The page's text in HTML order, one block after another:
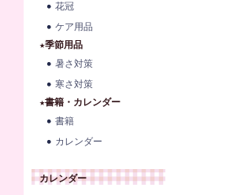
花冠
ケア用品
★季節用品
暑さ対策
寒さ対策
★書籍・カレンダー
書籍
カレンダー
カレンダー